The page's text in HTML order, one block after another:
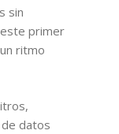
sin
primer
ritmo
datos